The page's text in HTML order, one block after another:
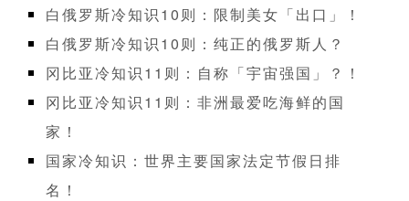
白俄罗斯冷知识10则：限制美女「出口」！
白俄罗斯冷知识10则：纯正的俄罗斯人？
冈比亚冷知识11则：自称「宇宙强国」？！
冈比亚冷知识11则：非洲最爱吃海鲜的国
家！
国家冷知识：世界主要国家法定节假日排
名！